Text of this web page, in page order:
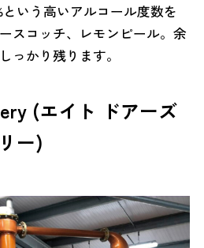
という高いアルコール度数を
スコッチ、レモンピール。余
っかり残ります。
(エイト ドアーズ
ー)